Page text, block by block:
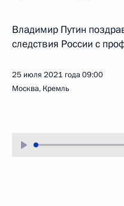
Владимир Путин
следствия России с
25 июля 2021 года09:00
Москва, Кремль